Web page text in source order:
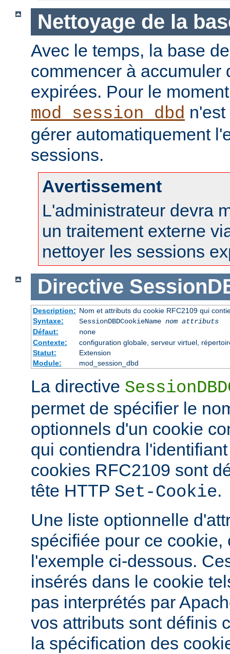
Nettoyage de la
Avec le temps, la base
commencer à accumuler
expirées. Pour le
mod_session_dbd
gérer automatiquement
sessions.
Avertissement
L'administrateur devra
un traitement externe
nettoyer les sessions
Directive
Description: Nom et attributs du cookie RFC2109 qui
Syntaxe:
SessionDBDCookieName nom attributs
Défaut:
none
Contexte:
configuration globale, serveur virtuel,
Statut:
Extension
Module:
mod_session_dbd
La directive
permet de spécifier le
optionnels d'un cookie
qui contiendra
cookies RFC2109 sont
tête HTTP Set-Cookie.
Une liste optionnelle
spécifiée pour ce cookie,
l'exemple ci-dessous.
insérés dans le cookie
pas interprétés par
vos attributs sont définis
la spécification des